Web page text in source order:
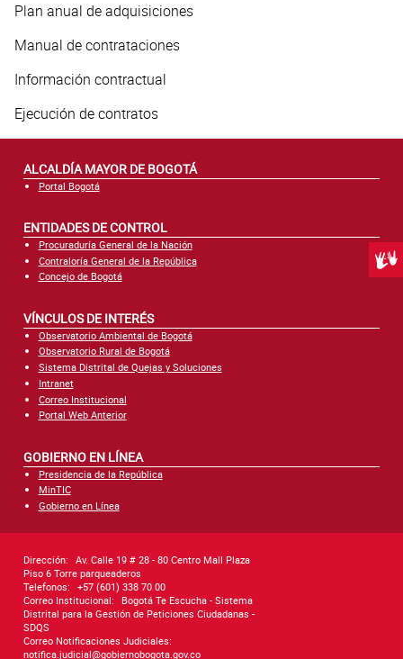
Plan anual de adquisiciones
Manual de contrataciones
Información contractual
Ejecución de contratos
ALCALDÍA MAYOR DE BOGOTÁ
Portal Bogotá
ENTIDADES DE CONTROL
Procuraduría General de la Nación
Contraloría General de la República
Concejo de Bogotá
VÍNCULOS DE INTERÉS
Observatorio Ambiental de Bogotá
Observatorio Rural de Bogotá
Sistema Distrital de Quejas y Soluciones
Intranet
Correo Institucional
Portal Web Anterior
GOBIERNO EN LÍNEA
Presidencia de la República
MinTIC
Gobierno en Línea
Dirección: Av. Calle 19 # 28 - 80 Centro Mall Plaza
Piso 6 Torre parqueaderos
Telefonos: +57 (601) 338 70 00
Correo Institucional:
Bogotá Te Escucha - Sistema
Distrital para la Gestión de Peticiones Ciudadanas -
SDQS
Correo Notificaciones Judiciales:
notifica.judicial@gobiernobogota.gov.co